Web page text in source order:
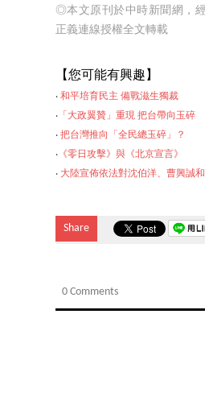
◎本文原刊於中時新聞網，
正義連線授權全文轉載
【您可能有興趣】
‧ 和平培育民主 備戰滋生獨裁
‧ 「大政翼贊」重現 把台帶向玉碎
‧ 把台灣推向「全民總玉碎」？
‧ 《零日攻擊》與《北京宣言》
‧ 大陸宣佈依法對沈伯洋、曹興誠
Share
0 Comments